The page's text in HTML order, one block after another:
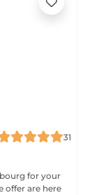
31
for your
offer are here